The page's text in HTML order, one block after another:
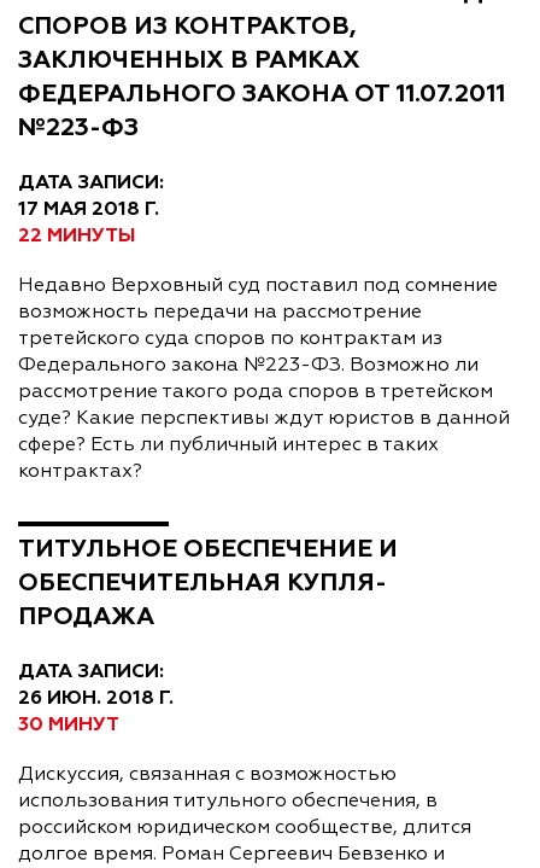
СПОРОВ ИЗ КОНТРАКТОВ,
ЗАКЛЮЧЕННЫХ В РАМКАХ
ФЕДЕРАЛЬНОГО ЗАКОНА ОТ 11.07.2011
№223-ФЗ
ДАТА ЗАПИСИ:
17 МАЯ 2018 Г.
22 МИНУТЫ
Недавно Верховный суд поставил под сомнение
возможность передачи на рассмотрение
третейского суда споров по контрактам из
Федерального закона №223-ФЗ. Возможно ли
рассмотрение такого рода споров в третейском
суде? Какие перспективы ждут юристов в данной
сфере? Есть ли публичный интерес в таких
контрактах?
ТИТУЛЬНОЕ ОБЕСПЕЧЕНИЕ И
ОБЕСПЕЧИТЕЛЬНАЯ КУПЛЯ-
ПРОДАЖА
ДАТА ЗАПИСИ:
26 ИЮН. 2018 Г.
30 МИНУТ
Дискуссия, связанная с возможностью
использования титульного обеспечения, в
российском юридическом сообществе, длится
долгое время. Роман Сергеевич Бевзенко и